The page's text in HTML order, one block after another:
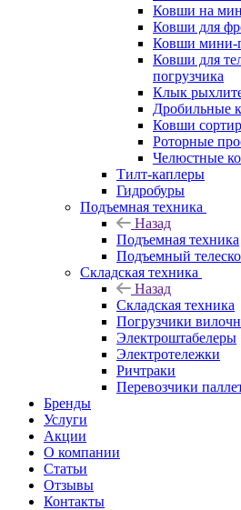
Ковши на
Ковши для
Ковши мини-
Ковши для
погрузчика
Клык
Дробильные
Ковши
Роторные
Челюстные
Тилт-каплеры
Гидробуры
Подъемная техника
Назад
Подъемная техника
Подъемный
Складская техника
Назад
Складская техника
Погрузчики
Электроштабелеры
Электротележки
Ричтраки
Перевозчики
Бренды
Услуги
Акции
О компании
Статьи
Отзывы
Контакты